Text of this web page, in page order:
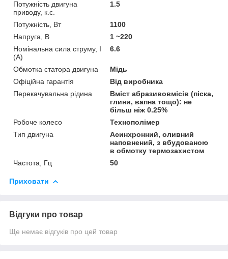
Потужність двигуна
приводу, к.с.
1.5
Потужність, Вт
1100
Напруга, В
1 ~220
Номінальна сила струму, I
(А)
6.6
Обмотка статора двигуна
Мідь
Офіційна гарантія
Від виробника
Перекачувальна рідина
Вміст абразивовмісів (піска,
глини, вапна тощо): не
більш ніж 0.25%
Робоче колесо
Технополімер
Тип двигуна
Асинхронний, оливний
наповнений, з вбудованою
в обмотку термозахистом
Частота, Гц
50
Приховати
Відгуки про товар
Ще немає відгуків про цей товар